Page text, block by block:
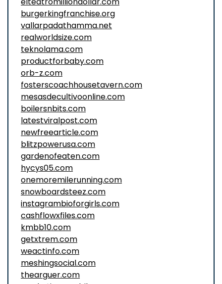
burgerkingfranchise.org
vallarpadathamma.net
realworldsize.com
teknolama.com
productforbaby.com
orb-z.com
fosterscoachhousetavern.com
mesasdecultivoonline.com
boilersnbits.com
latestviralpost.com
newfreearticle.com
blitzpowerusa.com
gardenofeaten.com
hycys05.com
onemoremilerunning.com
snowboardsteez.com
instagrambioforgirls.com
cashflowxfiles.com
kmbb10.com
getxtrem.com
weactinfo.com
meshingsocial.com
thearguer.com